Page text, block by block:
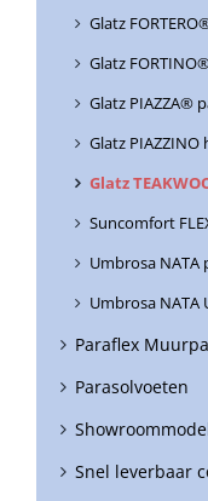
Glatz
Glatz
Glatz PIAZZA®
Glatz
Glatz
Suncomfort
Umbrosa NATA
Umbrosa NATA
Paraflex
Parasolvoeten
Snel leverbaar